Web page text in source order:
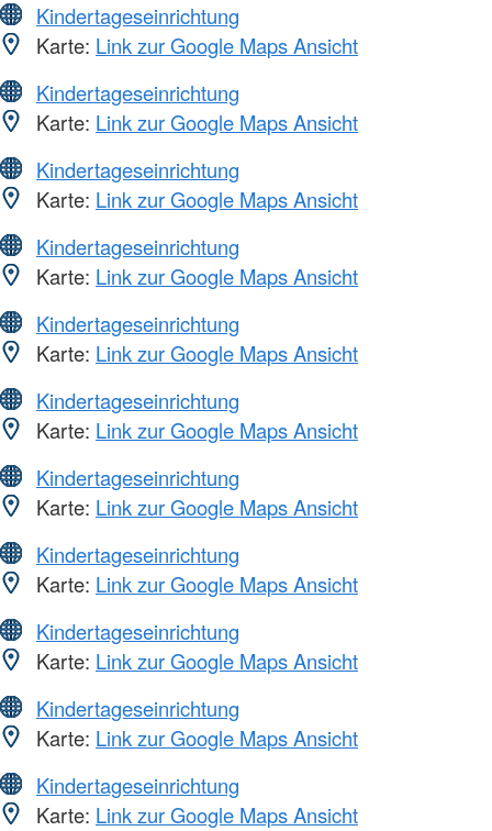
Kindertageseinrichtung
Karte: Link zur Google Maps Ansicht
Kindertageseinrichtung
Karte: Link zur Google Maps Ansicht
Kindertageseinrichtung
Karte: Link zur Google Maps Ansicht
Kindertageseinrichtung
Karte: Link zur Google Maps Ansicht
Kindertageseinrichtung
Karte: Link zur Google Maps Ansicht
Kindertageseinrichtung
Karte: Link zur Google Maps Ansicht
Kindertageseinrichtung
Karte: Link zur Google Maps Ansicht
Kindertageseinrichtung
Karte: Link zur Google Maps Ansicht
Kindertageseinrichtung
Karte: Link zur Google Maps Ansicht
Kindertageseinrichtung
Karte: Link zur Google Maps Ansicht
Kindertageseinrichtung
Karte: Link zur Google Maps Ansicht